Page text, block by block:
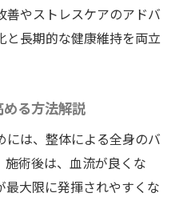
善やストレスケアのアドバ
と長期的な健康維持を両立
る方法解説
は、整体による全身のバ
施術後は、血流が良くな
最大限に発揮されやすくな